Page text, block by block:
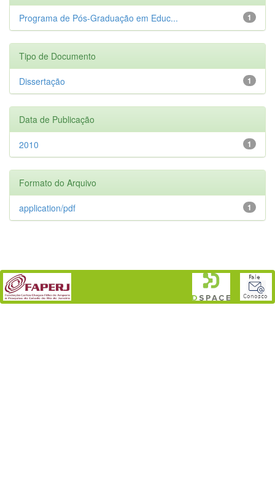
1
Programa de Pós-Graduação em Educ...
Tipo de Documento
1
Dissertação
Data de Publicação
1
2010
Formato do Arquivo
1
application/pdf